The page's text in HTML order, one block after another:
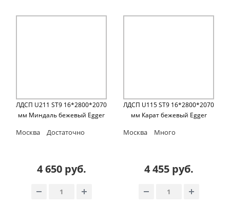
ЛДСП U211 ST9 16*2800*2070
мм Миндаль бежевый Egger
Москва Достаточно
4 650 руб.
ЛДСП U115 ST9 16*2800*2070
мм Карат бежевый Egger
Москва Много
4 455 руб.